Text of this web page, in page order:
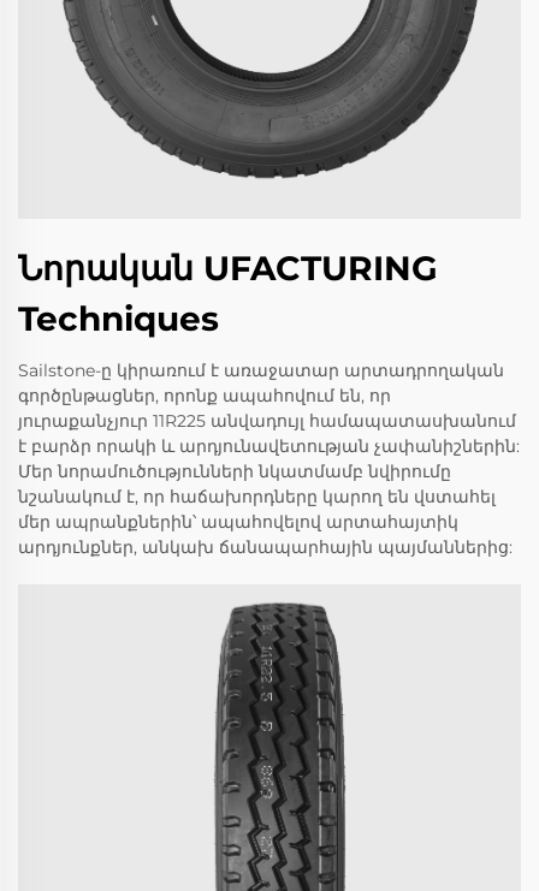
Նորական UFACTURING
Techniques
Sailstone-ը կիրառում է առաջատար արտադրողական
գործընթացներ, որոնք ապահովում են, որ
յուրաքանչյուր 11R225 անվադույլ համապատասխանում
է բարձր որակի և արդյունավետության չափանիշներին:
Մեր նորամուծությունների նկատմամբ նվիրումը
նշանակում է, որ հաճախորդները կարող են վստահել
մեր ապրանքներին՝ ապահովելով արտահայտիկ
արդյունքներ, անկախ ճանապարհային պայմաններից: